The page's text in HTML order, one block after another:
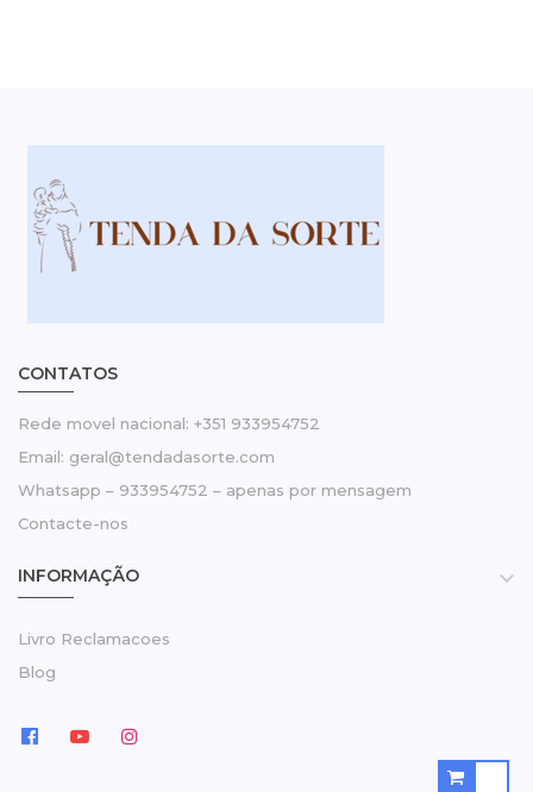
CONTATOS
Rede movel nacional: +351 933954752
Email: geral@tendadasorte.com
Whatsapp – 933954752 – apenas por mensagem
Contacte-nos
INFORMAÇÃO 
Livro Reclamacoes
Blog